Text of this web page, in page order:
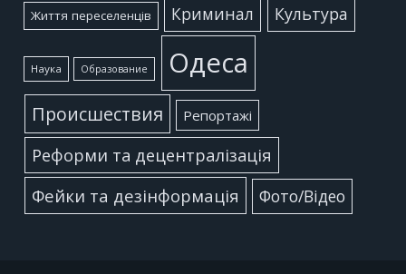
Життя переселенців Криминал Культура
Наука Образование Одеса
Происшествия Репортажі
Реформи та децентралізація
Фейки та дезінформація
Фото/Відео